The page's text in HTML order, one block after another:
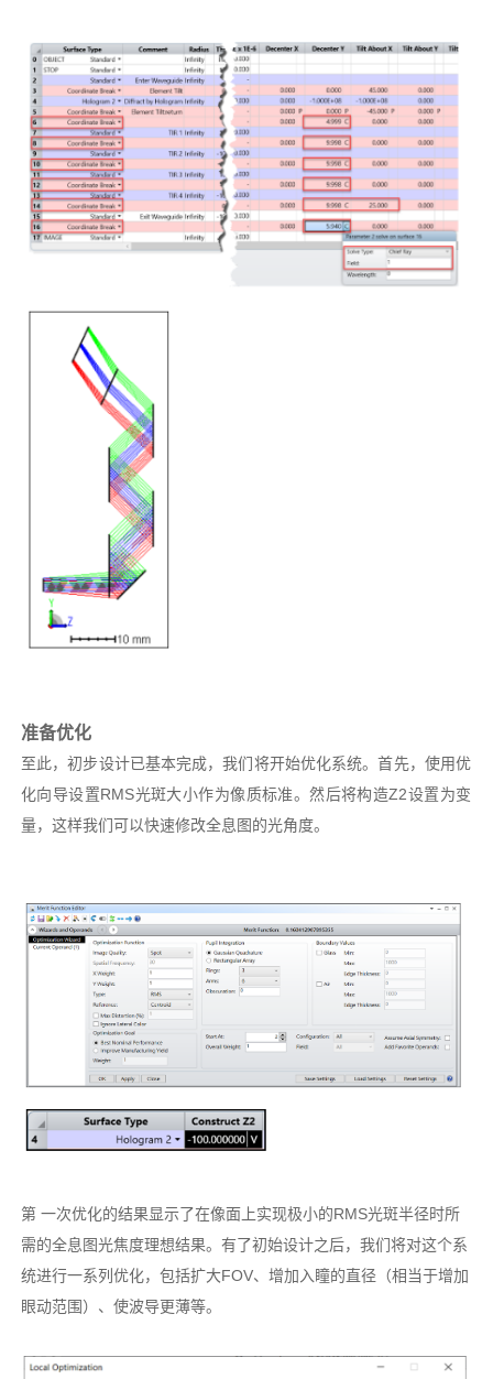
准备优化
至此，初步设计已基本完成，我们将开始优化系统。首先，使用优
化向导设置RMS光斑大小作为像质标准。然后将构造Z2设置为变
量，这样我们可以快速修改全息图的光角度。
第 一次优化的结果显示了在像面上实现极小的RMS光斑半径时所
需的全息图光焦度理想结果。有了初始设计之后，我们将对这个系
统进行一系列优化，包括扩大FOV、增加入瞳的直径（相当于增加
眼动范围）、使波导更薄等。